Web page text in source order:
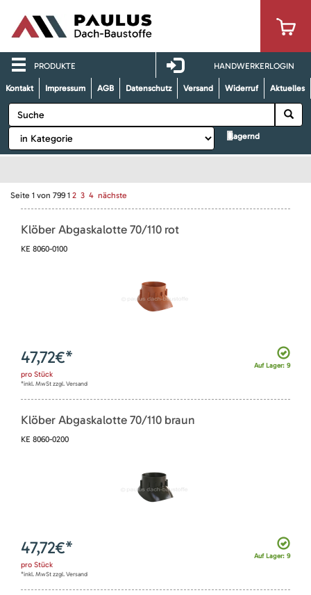
PRODUKTE HANDWERKERLOGIN
Kontakt Impressum AGB Datenschutz Versand Widerruf Aktuelles
lagernd
Seite 1 von 799 1 2 3 4 nächste
Klöber Abgaskalotte 70/110 rot
KE 8060-0100
Auf Lager: 9
47,72€*
pro Stück
*inkl. MwSt zzgl. Versand
Klöber Abgaskalotte 70/110 braun
KE 8060-0200
Auf Lager: 9
47,72€*
pro Stück
*inkl. MwSt zzgl. Versand